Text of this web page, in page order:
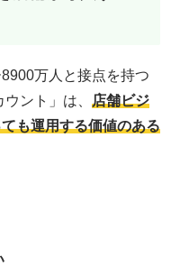
万人と接点を持つ
ント」は、 店舗ビジ
も運用する価値のある